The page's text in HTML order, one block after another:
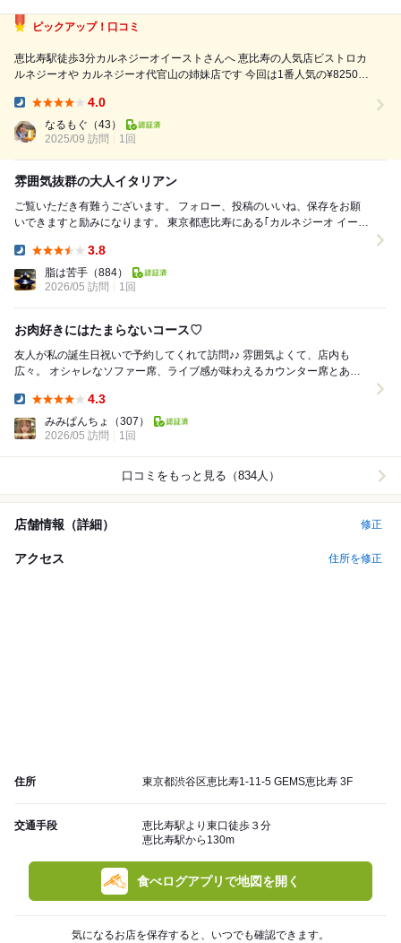
ピックアップ！口コミ
恵比寿駅徒歩3分カルネジーオイーストさんへ 恵比寿の人気店ビストロカ
ルネジーオや カルネジーオ代官山の姉妹店です 今回は1番人気の¥8250の
楽しい極上フィレステーキ。 目の前でカットされ、熱々のバターソース
にジュワ...
4.0
なるもぐ （43）
2025/09 訪問
1回
雰囲気抜群の大人イタリアン
ご覧いただき有難うございます。 フォロー、投稿のいいね、保存をお願
いできますと励みになります。 東京都恵比寿にある｢カルネジーオ イース
3.8
脂は苦手 （884）
2026/05 訪問
1回
お肉好きにはたまらないコース♡
友人が私の誕生日祝いで予約してくれて訪問♪︎♪︎ 雰囲気よくて、店内も
広々。 オシャレなソファー席、ライブ感が味わえるカウンター席とあ
4.3
みみぱんちょ
（307）
2026/05 訪問
1回
口コミをもっと見る（834人）
店舗情報（詳細） 修正
アクセス 住所を修正
住所 東京都渋谷区恵比寿1-11-5 GEMS恵比寿 3F
交通手段
恵比寿駅より東口徒歩３分
恵比寿駅から130m
食べログアプリで地図を開く
気になるお店を保存すると、いつでも確認できます。